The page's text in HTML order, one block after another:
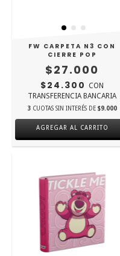
FW CARPETA N3 CON
CIERRE POP
$27.000
$24.300 CON
TRANSFERENCIA BANCARIA
3 CUOTAS SIN INTERÉS DE $9.000
AGREGAR AL CARRITO